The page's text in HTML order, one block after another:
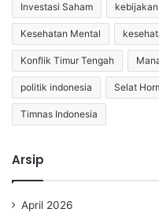
Investasi Saham
Kesehatan Mental
Konflik Timur Tengah
politik indonesia Selat
Timnas Indonesia
Arsip
April 2026